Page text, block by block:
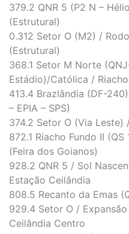
379.2 QNR 5 (P2 N –
(Estrutural)
0.312 Setor O (M2) /
(Estrutural)
368.1 Setor M Norte
Estádio)/Católica /
413.4 Brazlândia (DF-
– EPIA – SPS)
374.2 Setor O (Via
872.1 Riacho Fundo II
(Feira dos Goianos)
928.2 QNR 5 / Sol
Estação Ceilândia
808.5 Recanto da Emas
929.4 Setor O /
Ceilândia Centro